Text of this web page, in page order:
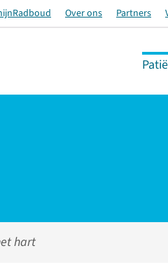
Over ons Partners
hart